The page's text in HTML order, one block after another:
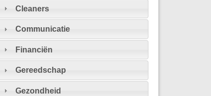
Cleaners
Communicatie
Financiën
Gereedschap
Gezondheid